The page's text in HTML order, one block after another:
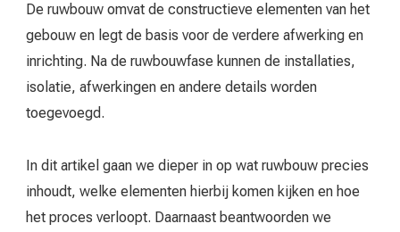
De ruwbouw omvat de constructieve elementen van het
gebouw en legt de basis voor de verdere afwerking en
inrichting. Na de ruwbouwfase kunnen de installaties,
isolatie, afwerkingen en andere details worden
toegevoegd.
In dit artikel gaan we dieper in op wat ruwbouw precies
inhoudt, welke elementen hierbij komen kijken en hoe
het proces verloopt. Daarnaast beantwoorden we